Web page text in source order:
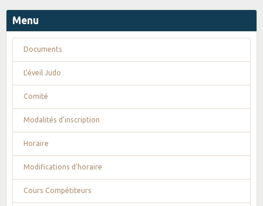
Menu
Documents
L'éveil Judo
Comité
Modalités d'inscription
Horaire
Modifications d'horaire
Cours Compétiteurs